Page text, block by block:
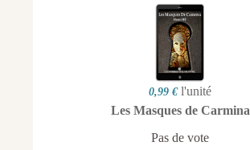
0,99 € l'unité
Les Masques de Carmina
Pas de vote